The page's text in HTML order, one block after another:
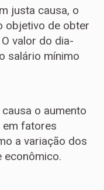
justa causa, o
objetivo de obter
valor do dia-
salário mínimo
o aumento
em fatores
a variação dos
econômico.